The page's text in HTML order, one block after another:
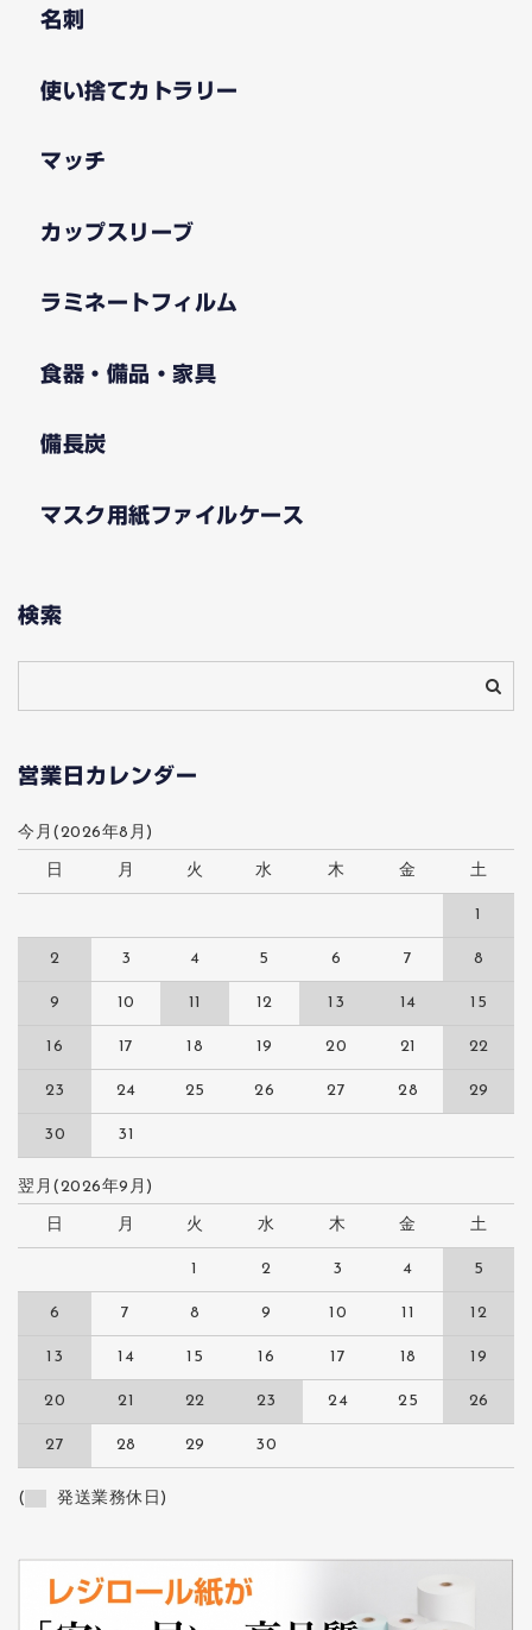
名刺
使い捨てカトラリー
マッチ
カップスリーブ
ラミネートフィルム
食器・備品・家具
備長炭
マスク用紙ファイルケース
検索
営業日カレンダー
今月(2026年8月)
日 月 火 水 木 金 土
1
2 3 4 5 6 7 8
9 10 11 12 13 14 15
16 17 18 19 20 21 22
23 24 25 26 27 28 29
30 31
翌月(2026年9月)
日 月 火 水 木 金 土
1 2 3 4 5
6 7 8 9 10 11 12
13 14 15 16 17 18 19
20 21 22 23 24 25 26
27 28 29 30
( 発送業務休日)